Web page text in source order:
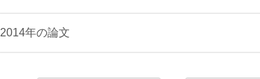
2014年の論文